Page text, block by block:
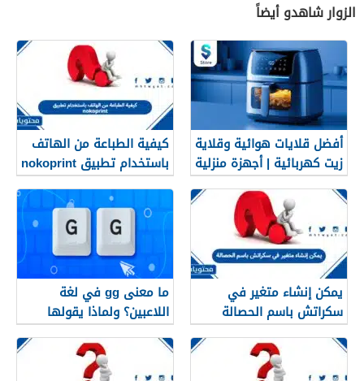
الزوار شاهدو أيضاً
أفضل قلايات هوائية وقلاية
زيت كهربائية | أجهزة منزلية
حديثة – متجر سمارت ستور
كيفية الطباعة من الهاتف
باستخدام تطبيق nokoprint
يمكن إنشاء متغير في
سكراتش باسم الحصالة
ما معنى gg في لغة
اللاعبين؟ ولماذا يقولها
اللاعبون دائمًا؟